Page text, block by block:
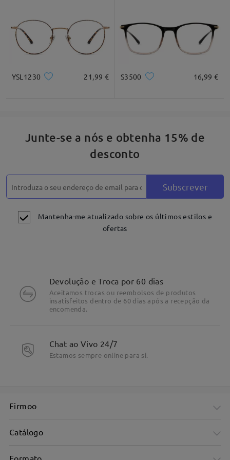
Estilo atemporal de vintage com os óculos ovais
YSL1230 21,99 € S3500 16,99 €
Junte-se a nós e obtenha 15% de
desconto
Subscrever
Mantenha-me atualizado sobre os últimos estilos e
ofertas
Devolução e Troca por 60 dias
Aceitamos trocas ou reembolsos de produtos
insatisfeitos dentro de 60 dias após a recepção da
encomenda.
Chat ao Vivo 24/7
Estamos sempre online para si.
Firmoo
Catálogo
Formato